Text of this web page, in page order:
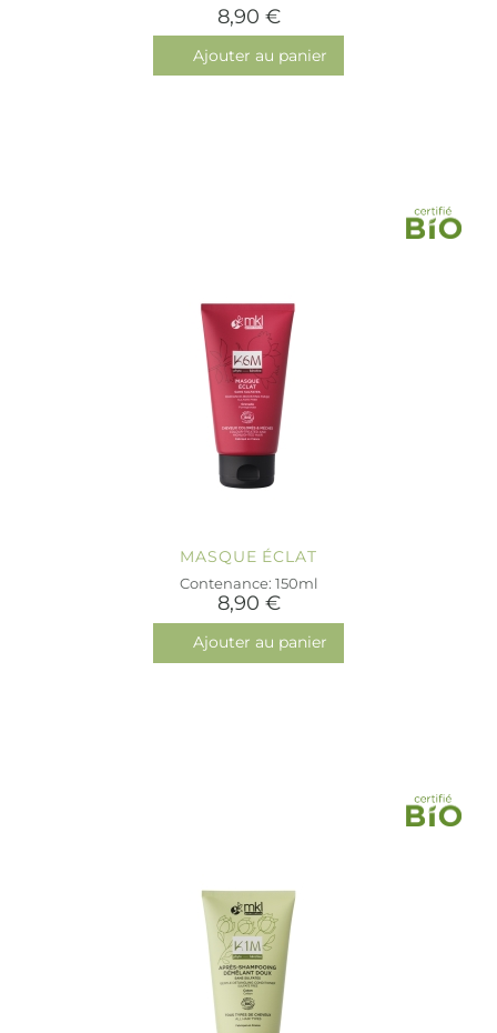
8,90 €
Ajouter au panier
MASQUE ÉCLAT
Contenance: 150ml
8,90 €
Ajouter au panier